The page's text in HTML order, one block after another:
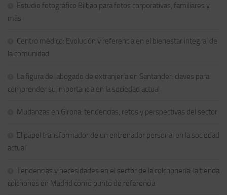
Estudio fotográfico Bilbao para fotos corporativas, familiares y
más
Centro médico: Evolución y referencia en el bienestar integral de
la comunidad
La figura del abogado de extranjería en Santander: claves para
comprender su importancia en la sociedad actual
Mudanzas en Girona: tendencias, retos y perspectivas del sector
El papel transformador de un entrenador personal en la sociedad
actual
Tendencias y necesidades en el sector de la colchonería: la tienda
colchones en Madrid como punto de referencia